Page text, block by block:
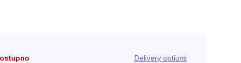
Delivery options